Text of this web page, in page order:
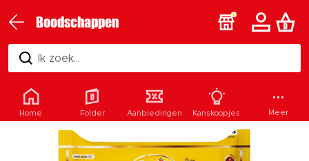
Boodschappen
Ik zoek...
Home Folder Aanbiedingen Kanskoopjes Meer